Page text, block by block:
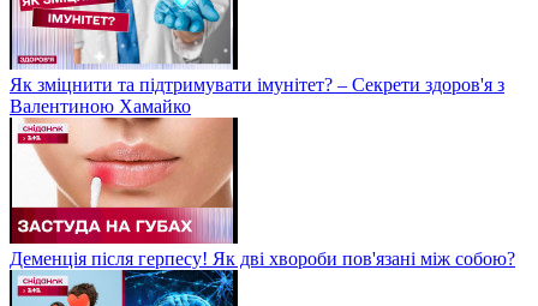
Як зміцнити та підтримувати імунітет? – Секрети здоров'я з
Валентиною Хамайко
Деменція після герпесу! Як дві хвороби пов'язані між собою?